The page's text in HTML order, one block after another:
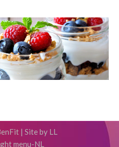
| Site by LL
menu-NL